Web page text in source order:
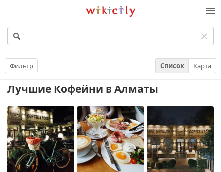
Викисити
Фильтр Список Карта
Лучшие Кофейни в Алматы